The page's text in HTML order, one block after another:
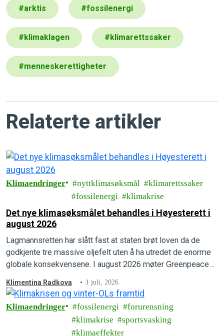
#arktis #fossilenergi
#klimaklagen #klimarettssaker
#menneskerettigheter
Relaterte artikler
Klimaendringer nyttklimasøksmål
klimarettssaker
fossilenergi
klimakrise
Det nye klimasøksmålet behandles i Høyesterett i
august 2026
Lagmannsretten har slått fast at staten brøt loven da de
godkjente tre massive oljefelt uten å ha utredet de enorme
globale konsekvensene. I august 2026 møter Greenpeace
Klimentina Radkova 1 juli, 2026
Klimaendringer fossilenergi
forurensning
klimakrise
sportsvasking
klimaeffekter